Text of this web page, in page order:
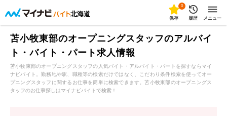
北海道
0
保存 履歴 メニュー
苫小牧東部のオープニングスタッフのアルバイ
ト・バイト・パート求人情報
苫小牧東部のオープニングスタッフの人気バイト・アルバイト・パートを探すならマイ
ナビバイト。勤務地や駅、職種等の検索だけではなく、こだわり条件検索を使ってオー
プニングスタッフに関するお仕事を簡単に検索できます。苫小牧東部のオープニングス
タッフのお仕事探しはマイナビバイトで検索！